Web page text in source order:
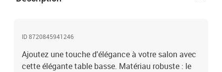
ID 8720845941246
Ajoutez une touche d'élégance à votre salon avec
cette élégante table basse. Matériau robuste : le